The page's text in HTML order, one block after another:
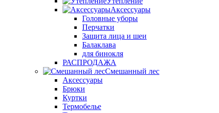
Аксессуары
Головные уборы
Перчатки
Защита лица и шеи
Балаклава
для бинокля
РАСПРОДАЖА
Смешанный лес
Аксессуары
Брюки
Куртки
Термобелье